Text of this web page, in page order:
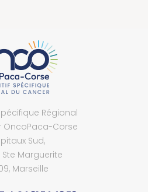
Régional
OncoPaca-Corse
Sud,
Ste Marguerite
Marseille